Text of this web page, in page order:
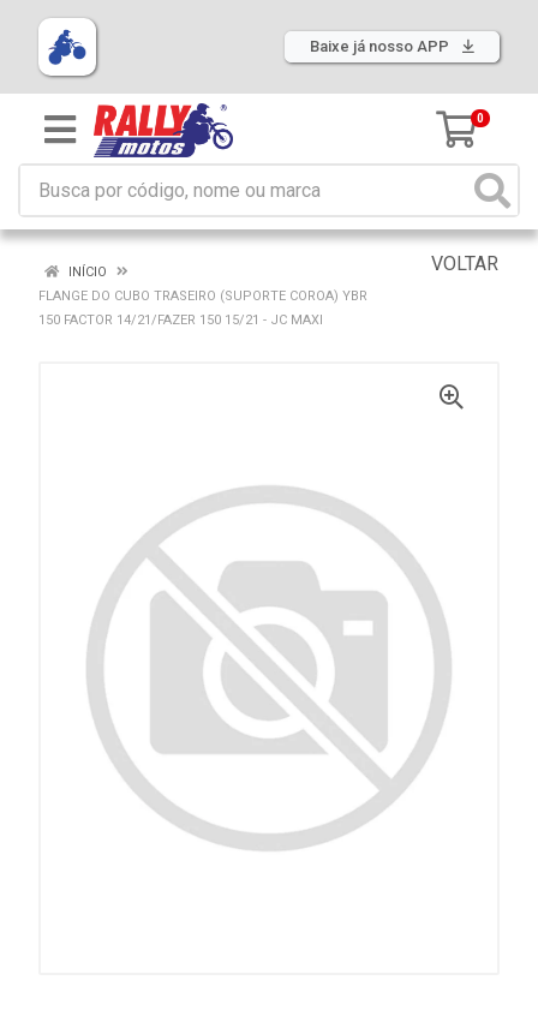
Baixe já nosso APP
0
VOLTAR
INÍCIO
FLANGE DO CUBO TRASEIRO (SUPORTE COROA) YBR
150 FACTOR 14/21/FAZER 150 15/21 - JC MAXI